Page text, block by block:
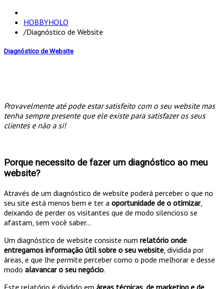
HOBBYHOLO
/Diagnóstico de Website
Diagnóstico de Website
Provavelmente até pode estar satisfeito com o seu website mas
tenha sempre presente que ele existe para satisfazer os seus
clientes e não a si!
Porque necessito de fazer um diagnóstico ao meu
website?
Através de um diagnóstico de website poderá perceber o que no
seu site está menos bem e ter a oportunidade de o otimizar,
deixando de perder os visitantes que de modo silencioso se
afastam, sem você saber…
Um diagnóstico de website consiste num relatório onde
entregamos informação útil sobre o seu website , dividida por
áreas, e que lhe permite perceber como o pode melhorar e desse
modo alavancar o seu negócio.
Este relatório é dividido em áreas técnicas, de marketing e de